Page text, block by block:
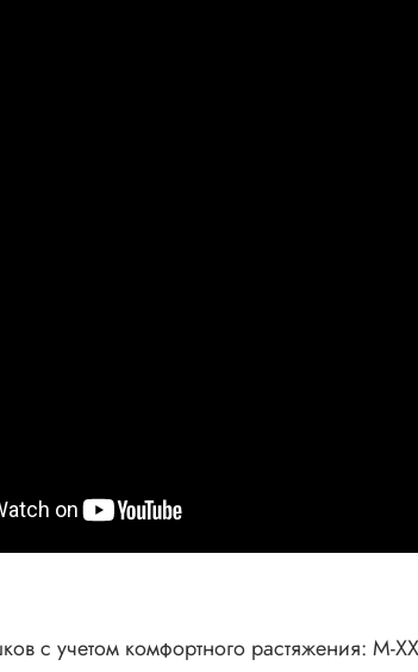
с учетом комфортного растяжения: M-